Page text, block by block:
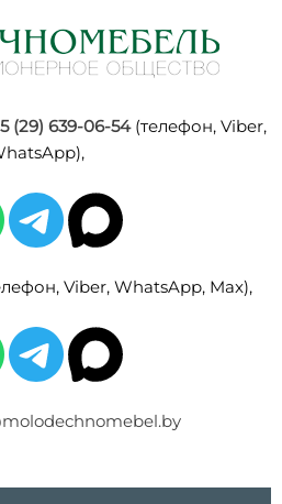
(29) 639-06-54(телефон, Viber,
Viber, WhatsApp, Max),